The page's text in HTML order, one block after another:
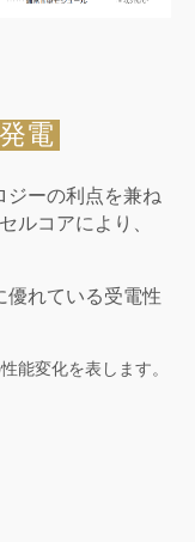
電
ジーの利点を兼ね
ルコアにより、
優れている受電性
能変化を表します。